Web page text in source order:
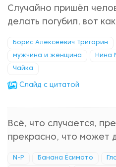
Случайно пришёл
делать погубил, вот
Борис Алексеевич Тригорин
мужчина и женщина Нина
Чайка
Cлайд с цитатой
Всё, что случается,
прекрасно, что может
N-P Банана Ёсимото